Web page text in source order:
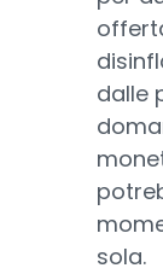
dalle
sola.